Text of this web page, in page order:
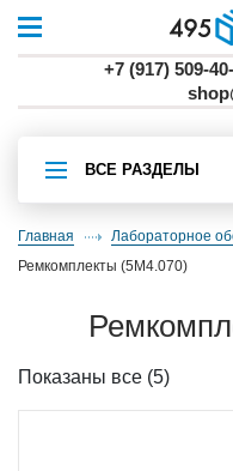
+7 (917) 509-
ВСЕ РАЗДЕЛЫ
Главная
Лабораторное
ремкомплекты (5М4.070)
Показаны все (5)